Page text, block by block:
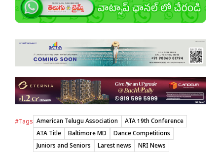
#Tags American Telugu Association
ATA 19th Conference
ATA Title
Baltimore MD
Dance Competitions
Juniors and Seniors
Larest news
NRI News